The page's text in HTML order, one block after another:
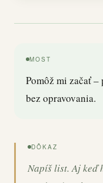
MOST
Pomôž mi začať
bez opravovania.
DÔKAZ
Napíš list. Aj keď